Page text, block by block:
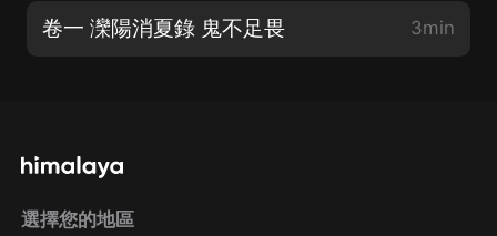
卷一 灤陽消夏錄 鬼不足畏 3min
選擇您的地區